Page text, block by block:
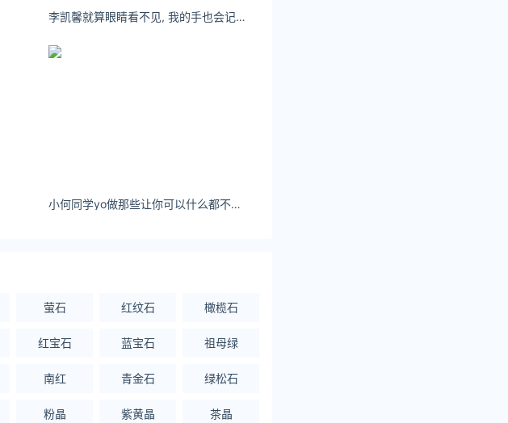
李凯馨就算眼睛看不见, 我的手也会记住你的脸 。
小何同学yo做那些让你可以什么都不用想的事
萤石 红纹石 橄榄石
红宝石 蓝宝石 祖母绿
南红 青金石 绿松石
粉晶 紫黄晶 茶晶